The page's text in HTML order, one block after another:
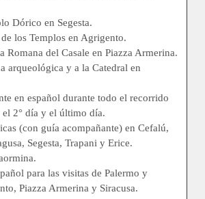
Dórico en Segesta.
los Templos en Agrigento.
Romana del Casale en Piazza Armerina.
arqueológica y a la Catedral en
en español durante todo el recorrido
el 2° día y el último día.
(con guía acompañante) en Cefalú,
Segesta, Trapani y Erice.
para las visitas de Palermo y
Piazza Armerina y Siracusa.